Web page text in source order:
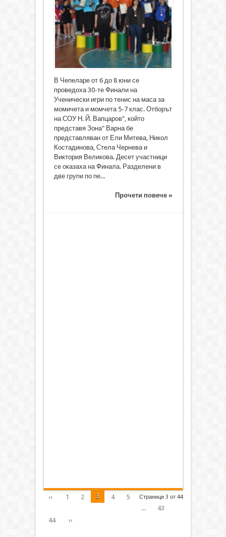
В Чепеларе от 6 до 8 юни се
проведоха 30-те Финали на
Ученически игри по тенис на маса за
момичета и момчета 5-7 клас. Отборът
на СОУ Н. Й. Вапцаров", който
представя Зона" Варна бе
представляван от Ели Митева, Никол
Костадинова, Стела Чернева и
Виктория Великова. Десет участници
се оказаха на Финала. Разделени в
две групи по пе...
Прочети повече »
Страници 3 от 44
‹‹ 1 2 3 4
5
...
43
44
››